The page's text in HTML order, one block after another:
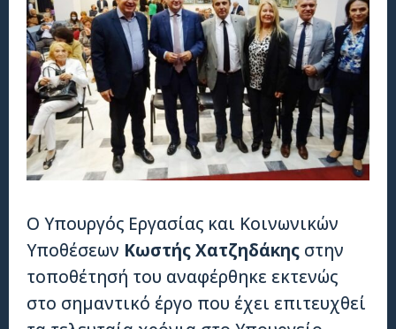
Ο Υπουργός Εργασίας και Κοινωνικών
Υποθέσεων Κωστής Χατζηδάκης στην
τοποθέτησή του αναφέρθηκε εκτενώς
στο σημαντικό έργο που έχει επιτευχθεί